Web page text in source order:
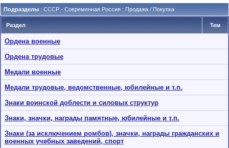
Подразделы : СССР - Современная Россия : Продажа / Покупка
Раздел Тем
Ордена военные
Ордена трудовые
Медали военные
Медали трудовые, ведомственные, юбилейные и т.п.
Знаки воинской доблести и силовых структур
Знаки, значки, награды памятные, юбилейные и т.п.
Знаки (за исключением ромбов), значки, награды гражданских и
военных учебных заведений, спорт